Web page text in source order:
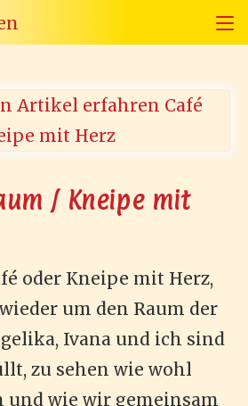
/ Kneipe mit
oder Kneipe mit Herz,
um den Raum der
Ivana und ich sind
zu sehen wie wohl
und wie wir gemeinsam